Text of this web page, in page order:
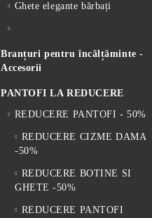
Ghete elegante bărbați
Branțuri pentru încălțăminte -
Accesorii
PANTOFI LA REDUCERE
REDUCERE PANTOFI - 50%
REDUCERE CIZME DAMA
-50%
REDUCERE BOTINE SI
GHETE -50%
REDUCERE PANTOFI